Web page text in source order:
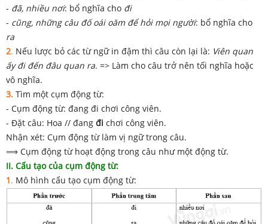
- đã, nhiều nơi: bổ nghĩa cho đi
- cũng, những câu đố oái oăm để hỏi mọi người: bổ nghĩa cho
ra
2. Nếu lược bỏ các từ ngữ in đậm thì câu còn lại là: Viên quan
ấy đi đến đâu quan ra. => Làm cho câu trở nên tối nghĩa hoặc
vô nghĩa.
3. Tìm một cụm động từ:
- Cụm động từ: đang đi chơi công viên.
- Đặt câu: Hoa // đang đi chơi công viên.
Nhận xét: Cụm động từ làm vị ngữ trong câu.
⟹ Cụm động từ hoạt động trong câu như một động từ.
II. Cấu tạo của cụm động từ:
1. Mô hình cấu tạo cụm động từ: